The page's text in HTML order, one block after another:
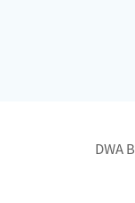
DWA